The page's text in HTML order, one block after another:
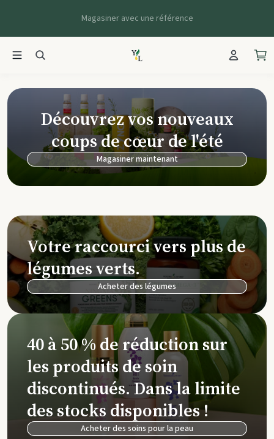
Magasiner avec une référence
Young Living
Découvrez vos nouveaux
coups de cœur de l'été
Magasiner maintenant
Votre raccourci vers plus de
légumes verts.
Acheter des légumes
40 à 50 % de réduction sur
les produits de soin
discontinués. Dans la limite
des stocks disponibles !
Acheter des soins pour la peau